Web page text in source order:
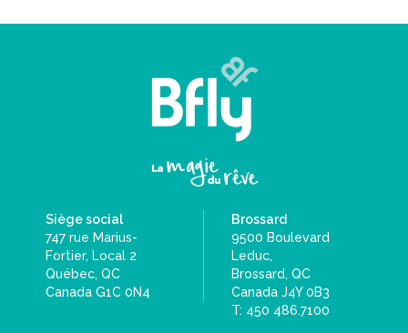
Siège social
747 rue Marius-
Fortier, Local 2
Québec, QC
Canada G1C 0N4
Brossard
9500 Boulevard
Leduc,
Brossard, QC
Canada J4Y 0B3
T: 450 486.7100